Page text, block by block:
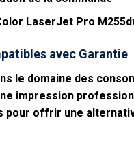
LaserJet Pro
avec Garantie
le domaine des
impression
pour offrir une